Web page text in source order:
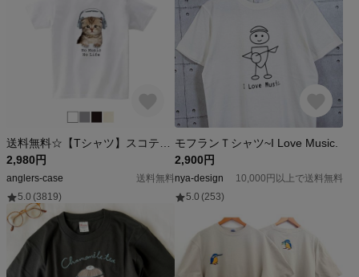
2,980円
anglers-case
送料無料
5.0 (3819)
モフランＴシャツ~I Love Music.
2,900円
nya-design
10,000円以上で送料無料
5.0 (253)